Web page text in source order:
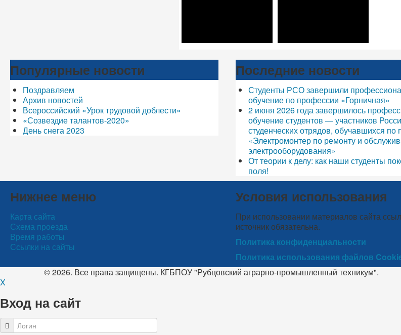
Популярные новости
Поздравляем
Архив новостей
Всероссийский «Урок трудовой доблести»
«Созвездие талантов-2020»
День снега 2023
Последние новости
Студенты РСО завершили
обучение по профессии «Горничная»
2 июня 2026 года завершилось
обучение студентов — участников
студенческих отрядов, обучавшихся по
«Электромонтер по ремонту и
электрооборудования»
От теории к делу: как наши студенты
поля!
Нижнее меню
Карта сайта
Схема проезда
Время работы
Ссылки на сайты
Условия использования
При использовании материалов сайта
источник обязательна.
Политика конфиденциальности
Политика использования файлов
© 2026. Все права защищены. КГБПОУ "Рубцовский аграрно-промышленный техникум".
X
Вход на сайт